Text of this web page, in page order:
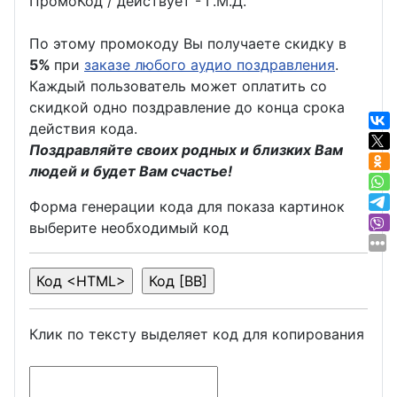
По этому промокоду Вы получаете скидку в
5% при заказе любого аудио поздравления.
Каждый пользователь может оплатить со
скидкой одно поздравление до конца срока
действия кода.
Поздравляйте своих родных и близких Вам
людей и будет Вам счастье!
Форма генерации кода для показа картинок
выберите необходимый код
Клик по тексту выделяет код для копирования